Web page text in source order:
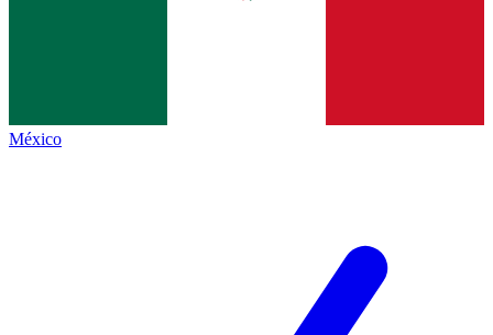
México